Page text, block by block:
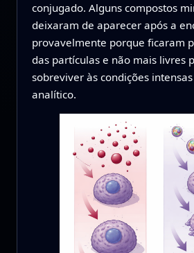
conjugado. Alguns compostos
deixaram de aparecer após a
provavelmente porque ficaram
das partículas e não mais livres
sobreviver às condições
analítico.